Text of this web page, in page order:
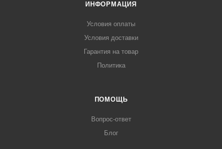
ИНФОРМАЦИЯ
Условия оплаты
Условия доставки
Гарантия на товар
Политика
ПОМОЩЬ
Вопрос-ответ
Блог